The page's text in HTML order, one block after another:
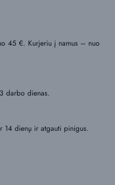
45 €. Kurjeriu į namus – nuo
darbo dienas.
14 dienų ir atgauti pinigus.